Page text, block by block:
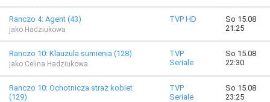
Ranczo 4: Agent (43)
jako Hadziukowa
TVP HD
So 15.08
21:25
Ranczo 10: Klauzula sumienia (128)
jako Celina Hadziukowa
TVP
Seriale
So 15.08
22:30
Ranczo 10: Ochotnicza straż kobiet
(129)
TVP
Seriale
So 15.08
23:25